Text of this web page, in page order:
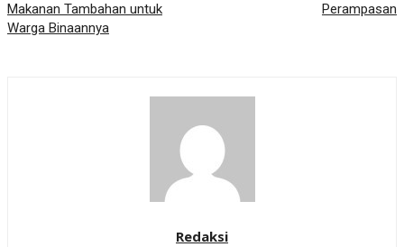
Makanan Tambahan untuk
Warga Binaannya
Perampasan
Redaksi